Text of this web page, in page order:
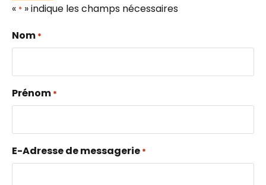
« * » indique les champs nécessaires
Nom *
Prénom *
E-Adresse de messagerie *